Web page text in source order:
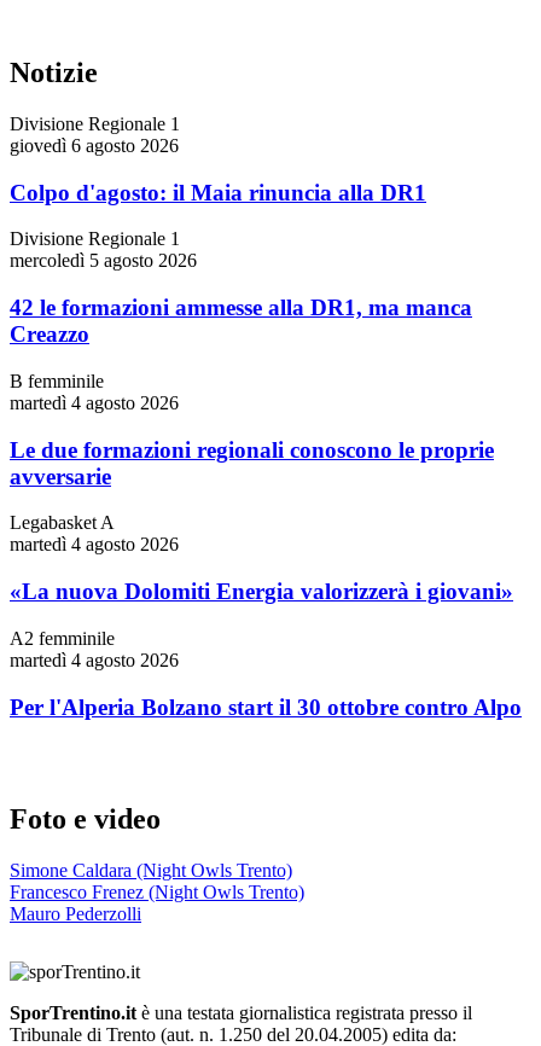
Notizie
Divisione Regionale 1
giovedì 6 agosto 2026
Colpo d'agosto: il Maia rinuncia alla DR1
Divisione Regionale 1
mercoledì 5 agosto 2026
42 le formazioni ammesse alla DR1, ma manca
Creazzo
B femminile
martedì 4 agosto 2026
Le due formazioni regionali conoscono le proprie
avversarie
Legabasket A
martedì 4 agosto 2026
«La nuova Dolomiti Energia valorizzerà i giovani»
A2 femminile
martedì 4 agosto 2026
Per l'Alperia Bolzano start il 30 ottobre contro Alpo
Foto e video
Simone Caldara (Night Owls Trento)
Francesco Frenez (Night Owls Trento)
Mauro Pederzolli
SporTrentino.it è una testata giornalistica registrata presso il
Tribunale di Trento (aut. n. 1.250 del 20.04.2005) edita da: